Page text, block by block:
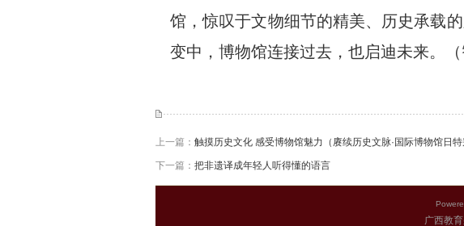
馆，惊叹于文物细节的精美、历史承载
变中，博物馆连接过去，也启迪未来。（
上一篇： 触摸历史文化 感受博物馆魅力（赓续历史文脉·国际博物馆日特
下一篇： 把非遗译成年轻人听得懂的语言
广西